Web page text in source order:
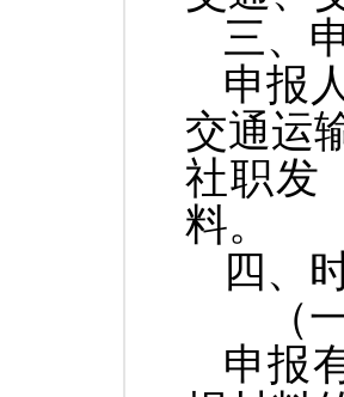
三、
申报
交通运
社职发
料。
四、
（
申报